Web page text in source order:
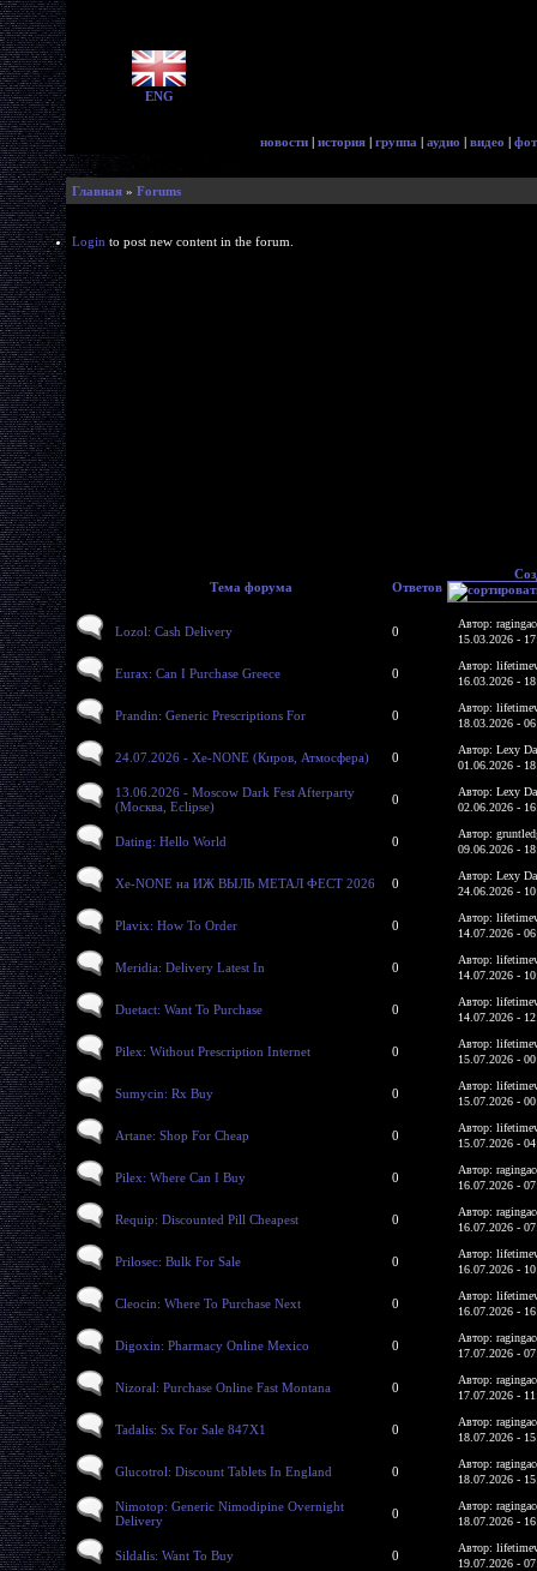
ENG
новости | история | группа | аудио | видео |
Главная » Forums
Login to post new content in the forum.
Тема форума Ответов
Lozol: Cash Delivery 0
Автор:
15.03.2026 -
Eurax: Can I Purchase Greece 0
Автор:
16.03.2026 -
Prandin: Generic Prescriptions For 0
Автор:
18.03.2026 -
24.07.2026 - Xe-NONE (Киров, Атмосфера) 0
Автор: Lexy
01.06.2026 -
13.06.2026 - Moscow Dark Fest Afterparty
(Москва, Eclipse)
0
Автор: Lexy
02.06.2026 -
Dating: Hello World 0
Автор:
09.06.2026 -
Xe-NONE на ИЖ ВЫЛЬ МЕТАЛ ФЕСТ 2026 0
Автор: Lexy
24.06.2026 -
Plavix: How To Order 0
Автор:
14.07.2026 -
Meridia: Delivery Latest In 0
Автор:
14.07.2026 -
Duetact: Want To Purchase 0
Автор:
14.07.2026 -
Pilex: Without Prescription Internet 0
Автор:
15.07.2026 -
Sumycin: Rx Buy 0
Автор:
15.07.2026 -
Artane: Shop For Cheap 0
Автор:
15.07.2026 -
Pilex: Where Can I Buy 0
Автор:
16.07.2026 -
Requip: Discounted Pill Cheapest 0
Автор:
16.07.2026 -
Prilosec: Bulk For Sale 0
Автор:
16.07.2026 -
Cleocin: Where To Purchase Next 0
Автор:
16.07.2026 -
Digoxin: Pharmacy Online Mexico 0
Автор:
17.07.2026 -
Nizoral: Purchase Online Fast Montana 0
Автор:
17.07.2026 -
Tadalis: Sx For Sale 847X1 0
Автор:
18.07.2026 -
Glucotrol: Discount Tablets In England 0
Автор:
18.07.2026 -
Nimotop: Generic Nimodipine Overnight
Delivery
0
Автор:
18.07.2026 -
Sildalis: Want To Buy 0
Автор:
19.07.2026 -